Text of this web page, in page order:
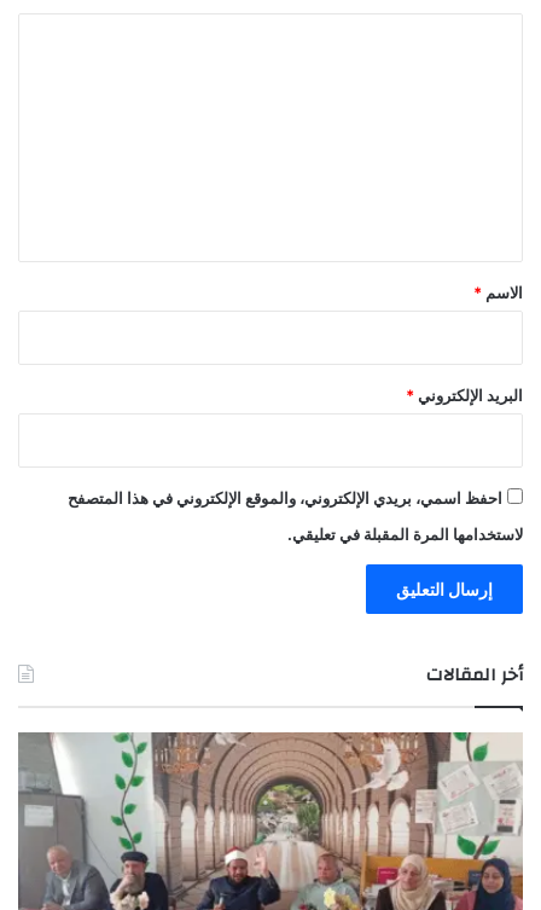
*
الاسم *
البريد الإلكتروني *
احفظ اسمي، بريدي الإلكتروني، والموقع الإلكتروني في هذا المتصفح
لاستخدامها المرة المقبلة في تعليقي.
أخر المقالات